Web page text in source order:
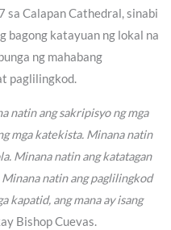
sa Calapan Cathedral, sinabi
bagong katayuan ng lokal na
ng mahabang
paglilingkod.
natin ang sakripisyo ng mga
mga katekista. Minana natin
Minana natin ang katatagan
natin ang paglilingkod
kapatid, ang mana ay isang
Bishop Cuevas.